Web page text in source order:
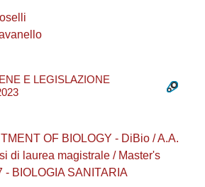
E LEGISLAZIONE
OF BIOLOGY - DiBio / A.A.
di laurea magistrale / Master's
- BIOLOGIA SANITARIA